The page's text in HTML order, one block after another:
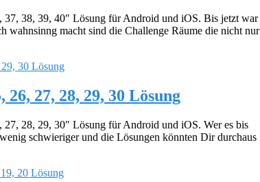
38, 39, 40″ Lösung für Android und iOS. Bis jetzt war
wahnsinng macht sind die Challenge Räume die nicht nur
27, 28, 29, 30 Lösung
28, 29, 30″ Lösung für Android und iOS. Wer es bis
schwieriger und die Lösungen könnten Dir durchaus